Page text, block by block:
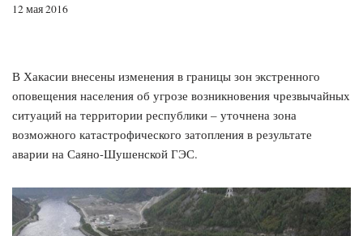
12 мая 2016
В Хакасии внесены изменения в границы зон экстренного
оповещения населения об угрозе возникновения чрезвычайных
ситуаций на территории республики – уточнена зона
возможного катастрофического затопления в результате
аварии на Саяно-Шушенской ГЭС.